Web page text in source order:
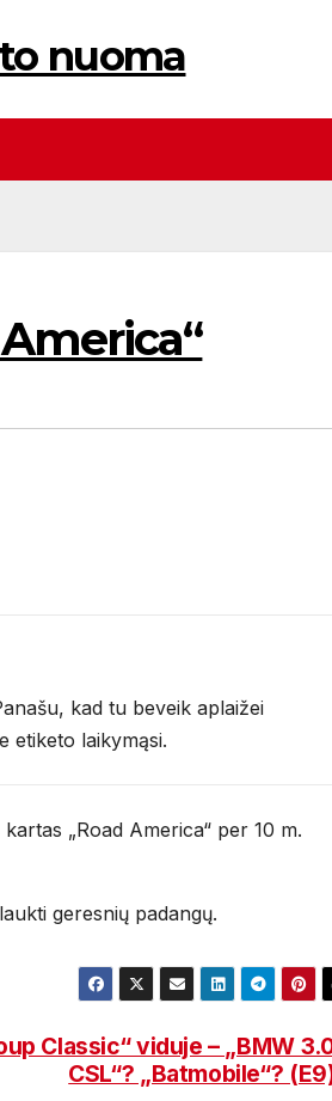
nuoma
kad tu beveik aplaižei
etiketo laikymąsi.
„Road America“ per 10 m.
geresnių padangų.
Classic“ viduje – „BMW
CSL“? „Batmobile“?